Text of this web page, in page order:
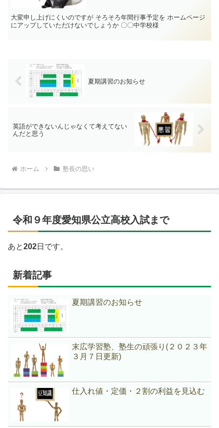
大変申し上げにくいのですが そろそろ年間行事予定を ホームページ
にアップしていただけないでしょうか 〇〇中学校様
夏期講習のお知らせ
英語ができないんじゃなくて考えてない
んだと思う
ホーム 塾長の思い
令和９年度愛知県公立高校入試まで
あと202日です。
新着記事
夏期講習のお知らせ
末広学習塾、塾生の頑張り(２０２３年
３月７日更新)
仕入れ値・定価・２割の利益を見込む